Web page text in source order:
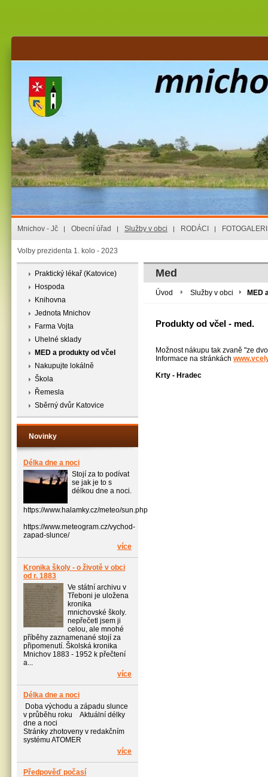
Mnichov - Jč Obecní úřad Služby v obci RODÁCI
Volby prezidenta 1. kolo - 2023
Praktický lékař (Katovice)
Hospoda
Knihovna
Jednota Mnichov
Farma Vojta
Uhelné sklady
MED a produkty od včel
Nakupujte lokálně
Škola
Řemesla
Sběrný dvůr Katovice
Novinky
Délka dne a noci
Stojí za to podívat
se jak je to s
délkou dne a noci.
https://www.halamky.cz/meteo/sun.php
https://www.meteogram.cz/vychod-
zapad-slunce/
více
Kronika školy - o životě v obci
od r. 1883
Ve státní archivu v
Třeboni je uložena
kronika
mnichovské školy.
nepřečetl jsem ji
celou, ale mnohé
příběhy zaznamenané stojí za
připomenutí. Školská kronika
Mnichov 1883 - 1952 k přečtení
a...
více
Délka dne a noci
Doba východu a západu slunce
v průběhu roku Aktuální délky
dne a noci
Stránky zhotoveny v redakčním
systému ATOMER
více
Předpověď počasí
Med
Úvod Služby v obci MED
Produkty od včel - med.
Možnost nákupu tak zvaně "ze
Informace na stránkách
Krty - Hradec